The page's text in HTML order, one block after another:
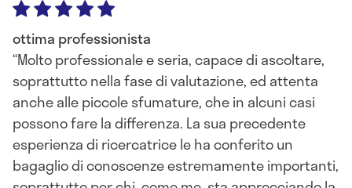
ottima professionista
Molto professionale e seria, capace di ascoltare,
soprattutto nella fase di valutazione, ed attenta
anche alle piccole sfumature, che in alcuni casi
possono fare la differenza. La sua precedente
esperienza di ricercatrice le ha conferito un
bagaglio di conoscenze estremamente importanti,